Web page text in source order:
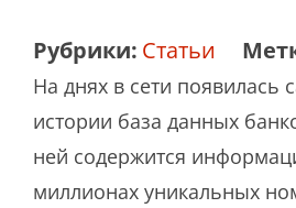
Рубрики: Статьи
На днях в сети появилась
истории база данных
ней содержится
миллионах уникальных